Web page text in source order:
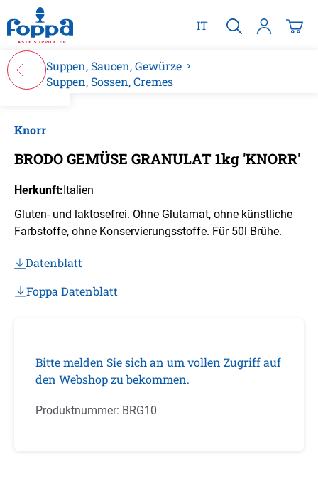
springen
IT
Suppen, Saucen, Gewürze
Suppen, Sossen, Cremes
Knorr
BRODO GEMÜSE GRANULAT 1kg 'KNORR'
Herkunft:Italien
Gluten- und laktosefrei. Ohne Glutamat, ohne künstliche
Farbstoffe, ohne Konservierungsstoffe. Für 50l Brühe.
Datenblatt
Foppa Datenblatt
Bitte melden Sie sich an um vollen Zugriff auf
den Webshop zu bekommen.
Produktnummer: BRG10